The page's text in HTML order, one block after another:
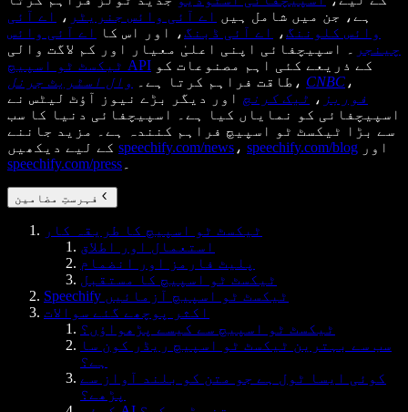
ہے، جن میں شامل ہیں اے آئی وائس جنریٹر ،
اے آئی
وائس کلوننگ، اے آئی ڈبنگ، اور اس کا
اے آئی وائس
چینجر ۔ اسپیچفائی اپنی اعلیٰ معیار اور کم لاگت والی
ٹیکسٹ ٹو اسپیچ API
طاقت فراہم کرتا ہے۔ وال اسٹریٹ جرنل ، CNBC ،
فوربز ، ٹیک کرنچ اور دیگر بڑے نیوز آؤٹ لیٹس نے
اسپیچفائی کو نمایاں کیا ہے۔ اسپیچفائی دنیا کا سب
سے بڑا ٹیکسٹ ٹو اسپیچ فراہم کنندہ ہے۔ مزید جاننے
speechify.com/news ، speechify.com/blog اور
speechify.com/press۔
فہرستِ مضامین
ٹیکسٹ ٹو اسپیچ کا طریقہ کار
استعمال اور اطلاق
پلیٹ فارمز اور انضمام
ٹیکسٹ ٹو اسپیچ کا مستقبل
Speechify ٹیکسٹ ٹو اسپیچ آزمائیں
اکثر پوچھے گئے سوالات
ٹیکسٹ ٹو اسپیچ سے کیسے پڑھواؤں؟
سب سے بہترین ٹیکسٹ ٹو اسپیچ ریڈر کون سا
ہے؟
کوئی ایسا ٹول ہے جو متن کو بلند آواز سے
پڑھے؟